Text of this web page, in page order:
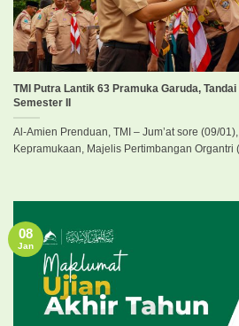
TMI Putra Lantik 63 Pramuka Garuda,
Semester II
Al-Amien Prenduan, TMI – Jum’at sore (09/
Kepramukaan, Majelis Pertimbangan Organtri
08
Jan